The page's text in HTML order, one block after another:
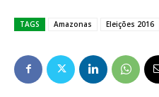
TAGS Amazonas Eleições 2016